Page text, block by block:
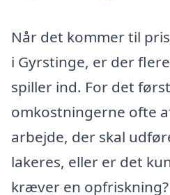
Når det kommer til
i Gyrstinge, er der
spiller ind. For det
omkostningerne ofte
arbejde, der skal
lakeres, eller er det
kræver en